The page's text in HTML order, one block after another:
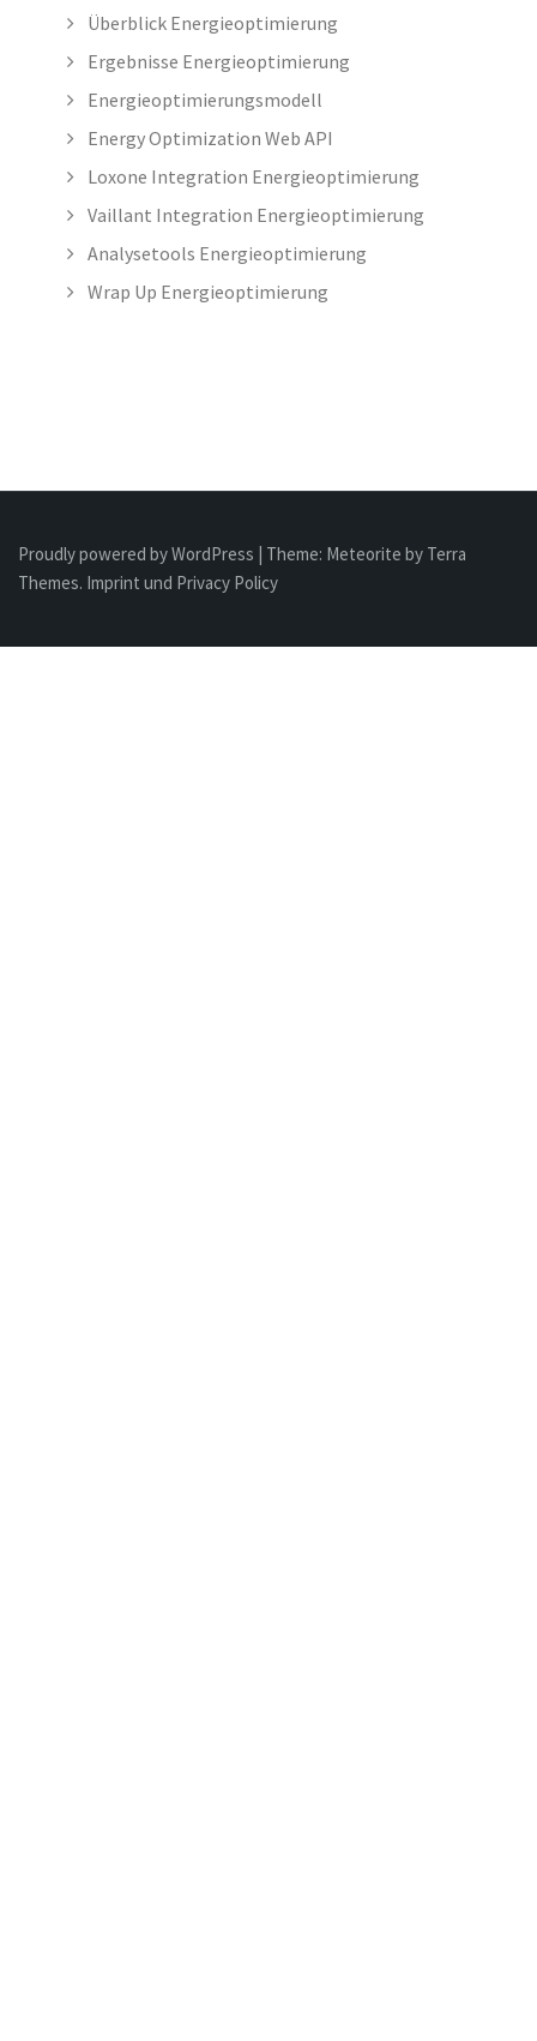
Überblick Energieoptimierung
Ergebnisse Energieoptimierung
Energieoptimierungsmodell
Energy Optimization Web API
Loxone Integration Energieoptimierung
Vaillant Integration Energieoptimierung
Analysetools Energieoptimierung
Wrap Up Energieoptimierung
Proudly powered by WordPress | Theme: Meteorite by Terra
Themes. Imprint und Privacy Policy